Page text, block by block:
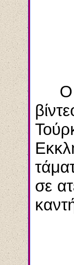
Ο
σε